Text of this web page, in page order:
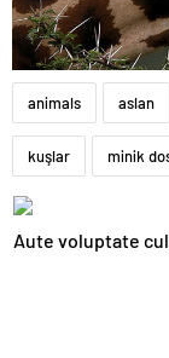
animals aslan
kuşlar minik
Aute voluptate